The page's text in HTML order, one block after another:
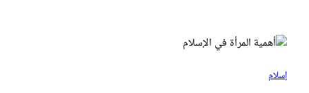
إسلام